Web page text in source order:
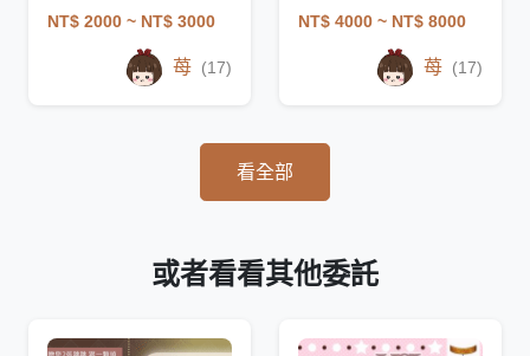
NT$ 2000 ~ NT$ 3000
苺 (17)
NT$ 4000 ~ NT$ 8000
苺 (17)
看全部
或者看看其他委託